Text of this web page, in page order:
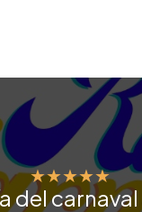
★★★★★
del